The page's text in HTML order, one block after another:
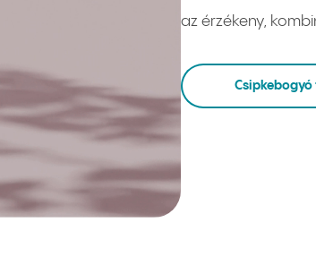
az érzékeny,
Csipkebogyó